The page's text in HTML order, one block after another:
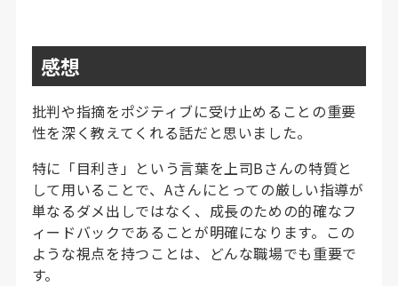
感想
批判や指摘をポジティブに受け止めることの重要
性を深く教えてくれる話だと思いました。
特に「目利き」という言葉を上司Bさんの特質と
して用いることで、Aさんにとっての厳しい指導が
単なるダメ出しではなく、成長のための的確なフ
ィードバックであることが明確になります。この
ような視点を持つことは、どんな職場でも重要で
す。